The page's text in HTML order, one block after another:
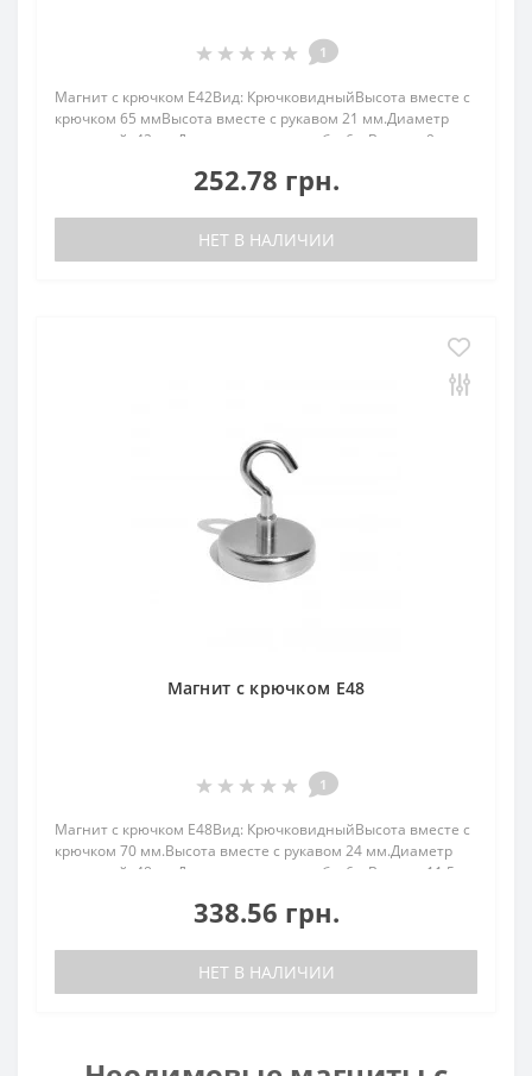
1
Магнит с крючком E42Вид: КрючковидныйВысота вместе с
крючком 65 ммВысота вместе с рукавом 21 мм.Диаметр
наружный: 42 ммДиаметр внутр. резьба: 6.мВысота: 9
Ni)Намагничивание: N38Сцепление прибл.: 68,00
252.78 грн.
НЕТ В НАЛИЧИИ
Магнит с крючком E48
1
Магнит с крючком E48Вид: КрючковидныйВысота вместе с
крючком 70 мм.Высота вместе с рукавом 24 мм.Диаметр
наружный: 48 ммДиаметр внутр. резьба: 6.мВысота: 11,5
Ni)Намагничивание: N38Сцепление прибл.: 60,00 кгТем..
338.56 грн.
НЕТ В НАЛИЧИИ